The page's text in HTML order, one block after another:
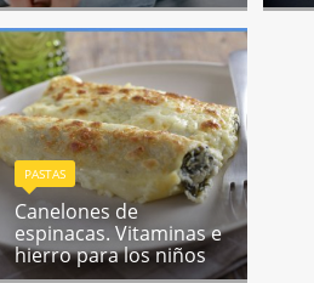
PASTAS
Canelones de
espinacas. Vitaminas e
hierro para los niños